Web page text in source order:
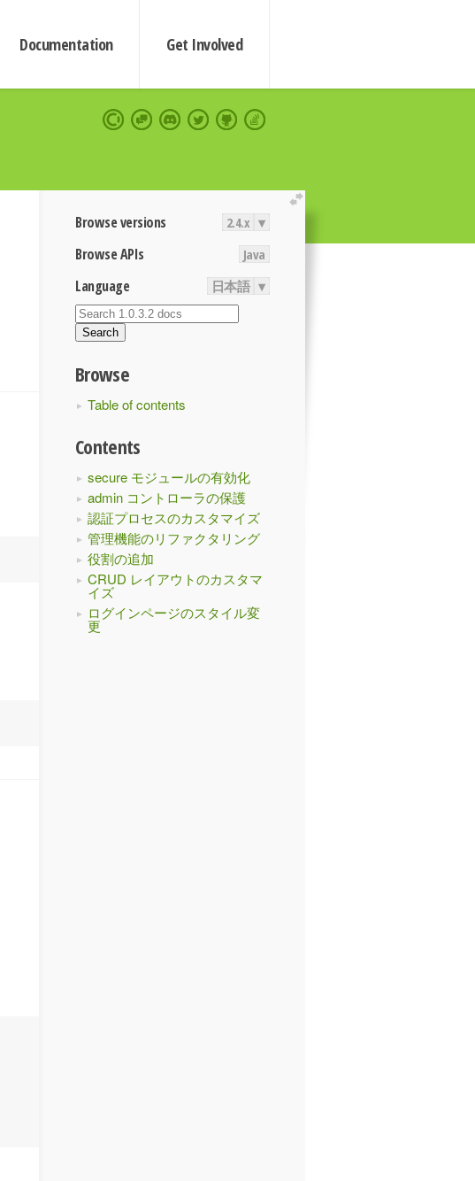
Documentation Get Involved
extend
Browse versions 2.4.x ▾
Browse APIs Java
Language 日本語 ▾
Search
Browse
Table of contents
Contents
secure モジュールの有効化
admin コントローラの保護
認証プロセスのカスタマイズ
管理機能のリファクタリング
役割の追加
CRUD レイアウトのカスタマ
イズ
ログインページのスタイル変
更